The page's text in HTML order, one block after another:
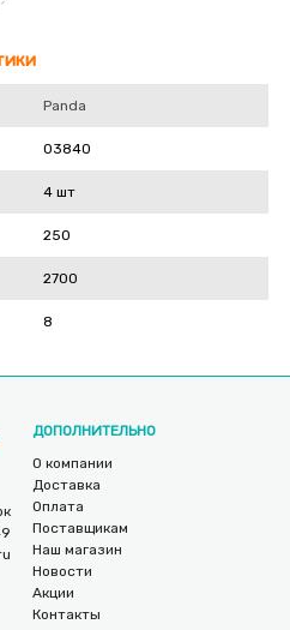
Panda
03840
4 шт
250
2700
8
ДОПОЛНИТЕЛЬНО
О компании
Доставка
Оплата
Поставщикам
Наш магазин
Новости
Акции
Контакты